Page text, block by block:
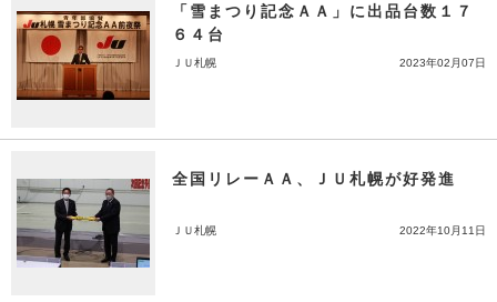
「雪まつり記念ＡＡ」に出品台数１７
６４台
ＪＵ札幌 2023年02月07日
全国リレーＡＡ、ＪＵ札幌が好発進
ＪＵ札幌 2022年10月11日